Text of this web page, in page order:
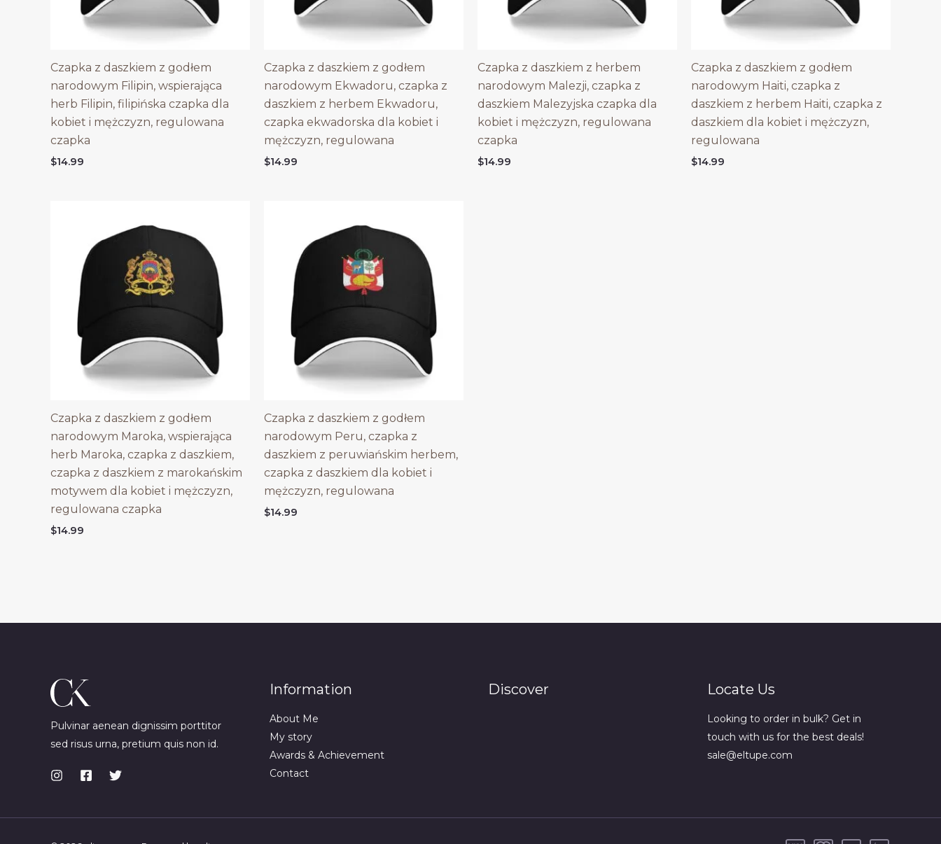
Czapka z daszkiem z godłem
narodowym Filipin, wspierająca
herb Filipin, filipińska czapka dla
kobiet i mężczyzn, regulowana
czapka
$14.99
Czapka z daszkiem z godłem
narodowym Ekwadoru, czapka z
daszkiem z herbem Ekwadoru,
czapka ekwadorska dla kobiet i
mężczyzn, regulowana
$14.99
Czapka z daszkiem z herbem
narodowym Malezji, czapka z
daszkiem Malezyjska czapka dla
kobiet i mężczyzn, regulowana
czapka
$14.99
Czapka z daszkiem z godłem
narodowym Haiti, czapka z
daszkiem z herbem Haiti, czapka z
daszkiem dla kobiet i mężczyzn,
regulowana
$14.99
Czapka z daszkiem z godłem
narodowym Maroka, wspierająca
herb Maroka, czapka z daszkiem,
czapka z daszkiem z marokańskim
motywem dla kobiet i mężczyzn,
regulowana czapka
$14.99
Czapka z daszkiem z godłem
narodowym Peru, czapka z
daszkiem z peruwiańskim herbem,
czapka z daszkiem dla kobiet i
mężczyzn, regulowana
$14.99
Pulvinar aenean dignissim porttitor
sed risus urna, pretium quis non id.
Information
About Me
My story
Awards & Achievement
Contact
Discover Locate Us
Looking to order in bulk? Get in
touch with us for the best deals!
sale@eltupe.com